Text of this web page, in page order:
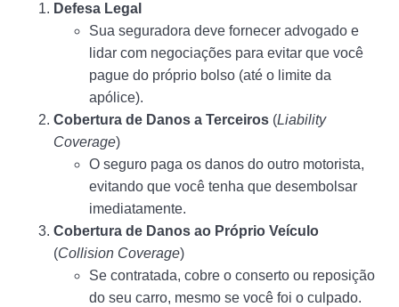
Defesa Legal
Sua seguradora deve fornecer advogado e
lidar com negociações para evitar que você
pague do próprio bolso (até o limite da
apólice).
Cobertura de Danos a Terceiros (Liability
Coverage)
O seguro paga os danos do outro motorista,
evitando que você tenha que desembolsar
imediatamente.
Cobertura de Danos ao Próprio Veículo
(Collision Coverage)
Se contratada, cobre o conserto ou reposição
do seu carro, mesmo se você foi o culpado.